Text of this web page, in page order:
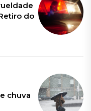
do
chuva